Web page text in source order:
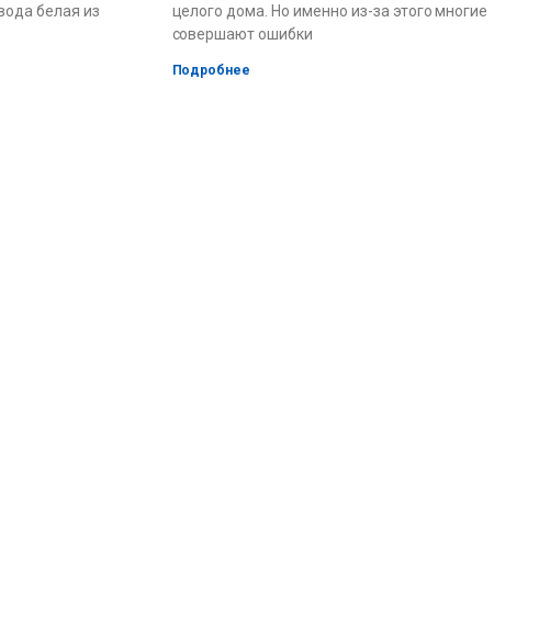
белая из
целого дома. Но именно из-за этого многие
совершают ошибки
Подробнее